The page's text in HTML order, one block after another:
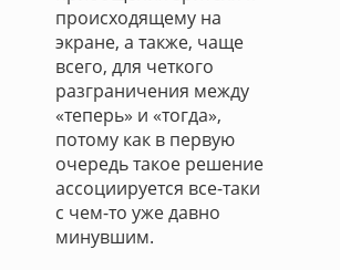
происходящему на
экране, а также, чаще
всего, для четкого
разграничения между
«теперь» и «тогда»,
потому как в первую
очередь такое решение
ассоциируется все-таки
с чем-то уже давно
минувшим.